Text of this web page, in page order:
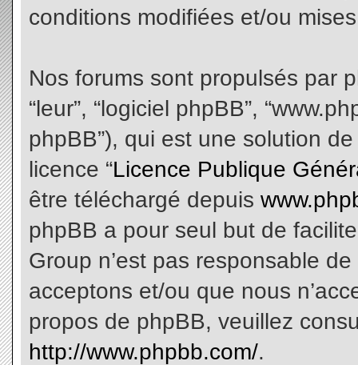
conditions modifiées et/ou
Nos forums sont propulsés par
“leur”, “logiciel phpBB”,
phpBB”), qui est une solution
licence “Licence Publique
être téléchargé depuis
phpBB a pour seul but de
Group n’est pas responsable
acceptons et/ou que nous
propos de phpBB, veuillez
http://www.phpbb.com/.